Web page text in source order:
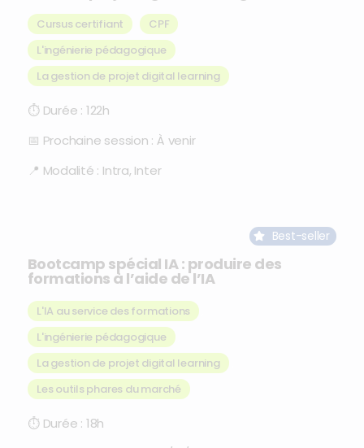
Cursus certifiant
CPF
L'ingénierie pédagogique
La gestion de projet digital learning
⏱ Durée : 122h
📅 Prochaine session : À venir
📍 Modalité : Intra, Inter
Best-seller
Bootcamp spécial IA : produire des
formations à l’aide de l’IA
L'IA au service des formations
L'ingénierie pédagogique
La gestion de projet digital learning
Les outils phares du marché
⏱ Durée : 18h